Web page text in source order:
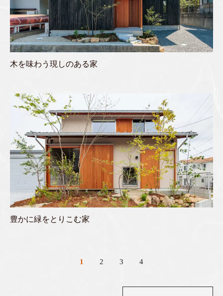
木を味わう現しのある家
豊かに緑をとりこむ家
1 2 3 4